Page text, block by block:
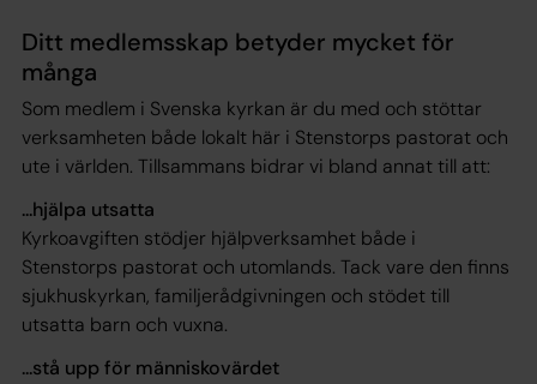
Ditt medlemsskap betyder mycket för
många
Som medlem i Svenska kyrkan är du med och stöttar
verksamheten både lokalt här i Stenstorps pastorat och
ute i världen. Tillsammans bidrar vi bland annat till att:
...hjälpa utsatta
Kyrkoavgiften stödjer hjälpverksamhet både i
Stenstorps pastorat och utomlands. Tack vare den finns
sjukhuskyrkan, familjerådgivningen och stödet till
utsatta barn och vuxna.
...stå upp för människovärdet